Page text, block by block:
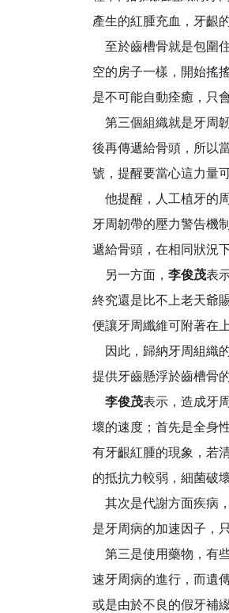
產生的紅腫充血，牙齦
至於齒槽骨就是包圍
空的房子一樣，開始搖
是不可能自動痊癒，只
第三個組織就是牙周
後再傳遞給骨頭，所以
號，提醒要當心這力量
他提醒，人工植牙的
牙周韌帶的壓力警告機
遞給骨頭，在相同狀況
另一方面， 李俊茂表
終究還是比不上老天爺
便讓牙周纖維可附著在上
因此，歸納牙周組織
提供牙齒懸浮於齒槽骨
李俊茂表示，造成牙
壞的速度；首先是全身
有牙齦紅腫的現象，若
的抵抗力較弱，細菌破
其次是代謝方面疾病
是牙周病的加速因子，
第三是使用藥物，有
速牙周病的進行，而遺
或是由於不良的假牙補